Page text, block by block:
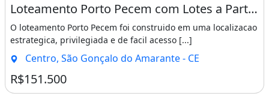
Loteamento Porto Pecem com Lotes a Partir de 15X30 Cuida Venha Adquirir o Seu Lote. Mat
O loteamento Porto Pecem foi construido em uma localizacao
estrategica, privilegiada e de facil acesso [...]
Centro, São Gonçalo do Amarante - CE
R$151.500